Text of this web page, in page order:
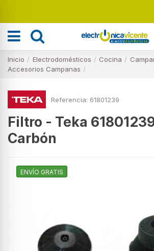
Inicio Electrodomésticos Cocina
Accesorios Campanas
Referencia: 61801239
Filtro - Teka
Carbón
ENVÍO GRATIS